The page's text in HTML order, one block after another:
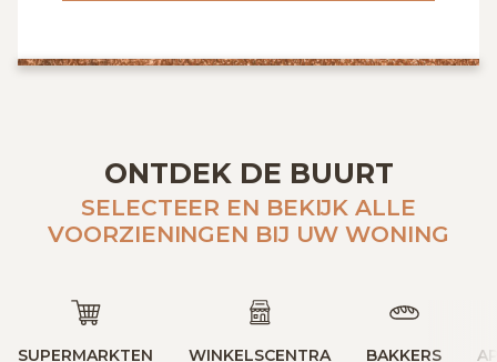
ONTDEK DE BUURT
SELECTEER EN BEKIJK ALLE
VOORZIENINGEN BIJ UW WONING
SUPERMARKTEN WINKELSCENTRA BAKKERS